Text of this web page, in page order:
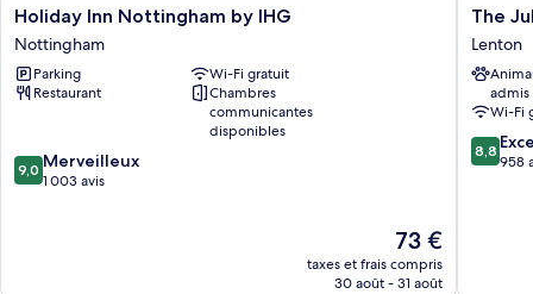
Holiday
Inn
Nottingham
by
IHG
Holiday Inn Nottingham by IHG
Nottingham
Parking
Wi-Fi gratuit
Restaurant
Chambres
communicantes
disponibles
9.0
sur
9,0 Merveilleux
1 003 avis
Le
nouveau
prix
73 €
taxes et frais compris
30 août - 31 août
The
Jubilee
Hotel
&
Lenton
The
Lenton
admis
Wi-Fi
8.8
sur
8,8
958